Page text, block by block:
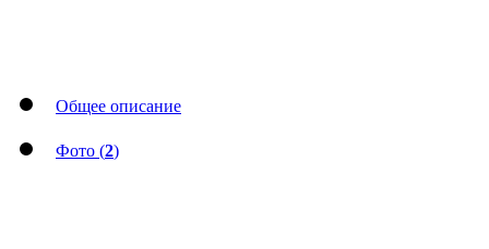
Общее описание
Фото (2)